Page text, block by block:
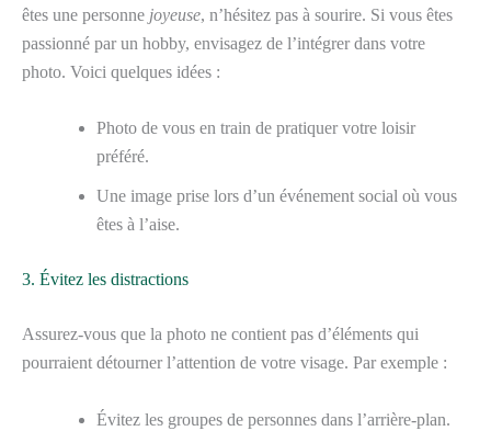
êtes une personne joyeuse, n’hésitez pas à sourire. Si vous êtes
passionné par un hobby, envisagez de l’intégrer dans votre
photo. Voici quelques idées :
Photo de vous en train de pratiquer votre loisir
préféré.
Une image prise lors d’un événement social où vous
êtes à l’aise.
3. Évitez les distractions
Assurez-vous que la photo ne contient pas d’éléments qui
pourraient détourner l’attention de votre visage. Par exemple :
Évitez les groupes de personnes dans l’arrière-plan.